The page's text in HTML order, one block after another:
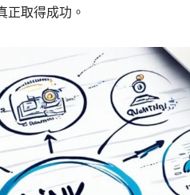
正取得成功。